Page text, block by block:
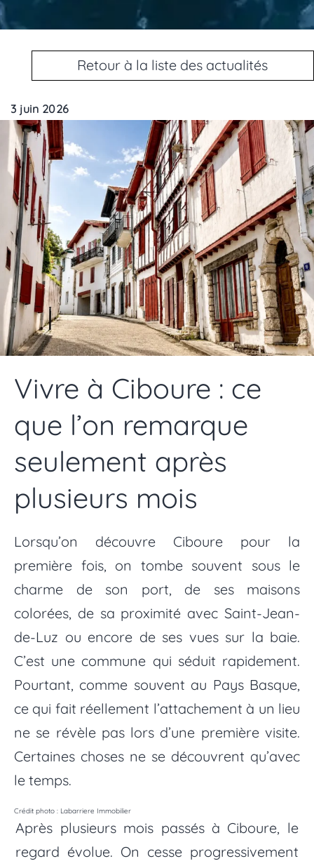
Retour à la liste des actualités
3 juin 2026
Vivre à Ciboure : ce
que l’on remarque
seulement après
plusieurs mois
Lorsqu’on découvre Ciboure pour la
première fois, on tombe souvent sous le
charme de son port, de ses maisons
colorées, de sa proximité avec Saint-Jean-
de-Luz ou encore de ses vues sur la baie.
C’est une commune qui séduit rapidement.
Pourtant, comme souvent au Pays Basque,
ce qui fait réellement l’attachement à un lieu
ne se révèle pas lors d’une première visite.
Certaines choses ne se découvrent qu’avec
le temps.
Crédit photo : Labarriere Immobilier
Après plusieurs mois passés à Ciboure, le
regard évolue. On cesse progressivement